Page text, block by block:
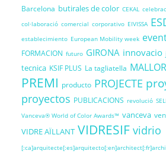
Barcelona butirales de color CEKAL
col·laboració comercial corporativo EIVISSA
establecimiento European Mobility week
FORMACION futuro GIRONA innovacio
tecnica KSIF PLUS La tagliatella
PREMI producto PROJECTE
proyectos PUBLICACIONS revolució
Vanceva® World of Color Awards™ vanceva
VIDRE AÏLLANT VIDRESIF vidrio